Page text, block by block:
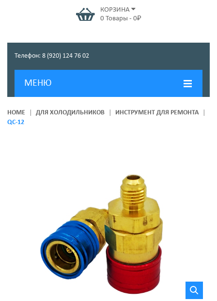
КОРЗИНА
0 Товары - 0₽
Телефон: 8 (920) 124 76 02
МЕНЮ
ГЛАВНАЯ
HOME ДЛЯ ХОЛОДИЛЬНИКОВ
ИНСТРУМЕНТ ДЛЯ РЕМОНТА
QC-12